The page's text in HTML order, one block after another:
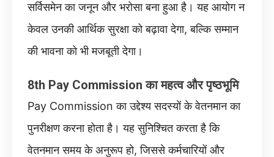
सर्विसमेन का जनून और भरोसा बना हुआ है। यह आयोग न
केवल उनकी आर्थिक सुरक्षा को बढ़ावा देगा, बल्कि सम्मान
की भावना को भी मजबूती देगा।
8th Pay Commission का महत्व और पृष्ठभूमि
Pay Commission का उद्देश्‍य सदस्यों के वेतनमान का
पुनरीक्षण करना होता है। यह सुनिश्चित करता है कि
वेतनमान समय के अनुरूप हो, जिससे कर्मचारियों और